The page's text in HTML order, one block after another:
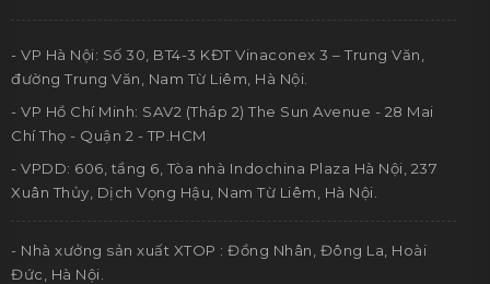
- VP Hà Nội: Số 30, BT4-3 KĐT Vinaconex 3 – Trung Văn,
đường Trung Văn, Nam Từ Liêm, Hà Nội.
- VP Hồ Chí Minh: SAV2 (Tháp 2) The Sun Avenue - 28 Mai
Chí Thọ - Quận 2 - TP.HCM
- VPDD: 606, tầng 6, Tòa nhà Indochina Plaza Hà Nội, 237
Xuân Thủy, Dịch Vọng Hậu, Nam Từ Liêm, Hà Nội.
- Nhà xưởng sản xuất XTOP : Đồng Nhân, Đông La, Hoài
Đức, Hà Nội.